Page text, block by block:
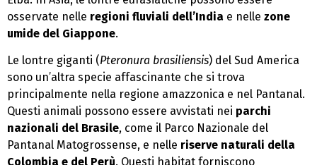
osservate nelle regioni fluviali dell’India e nelle zone
umide del Giappone.
Le lontre giganti (Pteronura brasiliensis) del Sud America
sono un’altra specie affascinante che si trova
principalmente nella regione amazzonica e nel Pantanal.
Questi animali possono essere avvistati nei parchi
nazionali del Brasile, come il Parco Nazionale del
Pantanal Matogrossense, e nelle riserve naturali della
Colombia e del Perù. Questi habitat forniscono